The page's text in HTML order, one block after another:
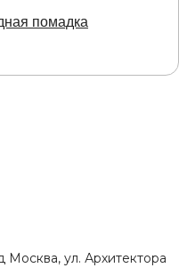
помадка
Москва, ул. Архитектора